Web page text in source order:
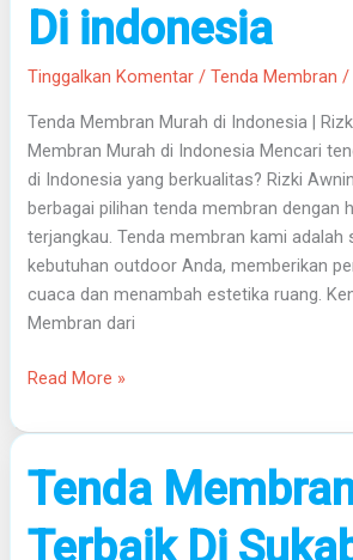
Di indonesia
Tinggalkan Komentar /Tenda Membran
Tenda Membran Murah di Indonesia |
Membran Murah di Indonesia Mencari
di Indonesia yang berkualitas? Rizki
berbagai pilihan tenda membran dengan
terjangkau. Tenda membran kami adalah
kebutuhan outdoor Anda, memberikan
cuaca dan menambah estetika ruang.
Membran dari
Murah
Di
indonesia
Read More »
Tenda
Terbaik Di
Tenda
Membran
Terbaik